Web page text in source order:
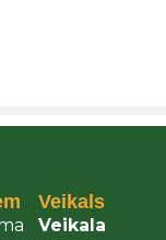
Veikals
Veikala